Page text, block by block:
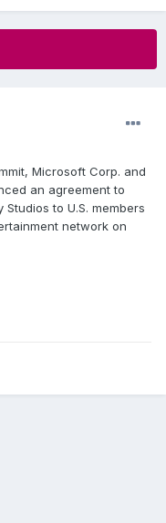
Microsoft Corp. and
an agreement to
to U.S. members
network on